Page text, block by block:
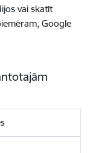
vai skatīt
Google